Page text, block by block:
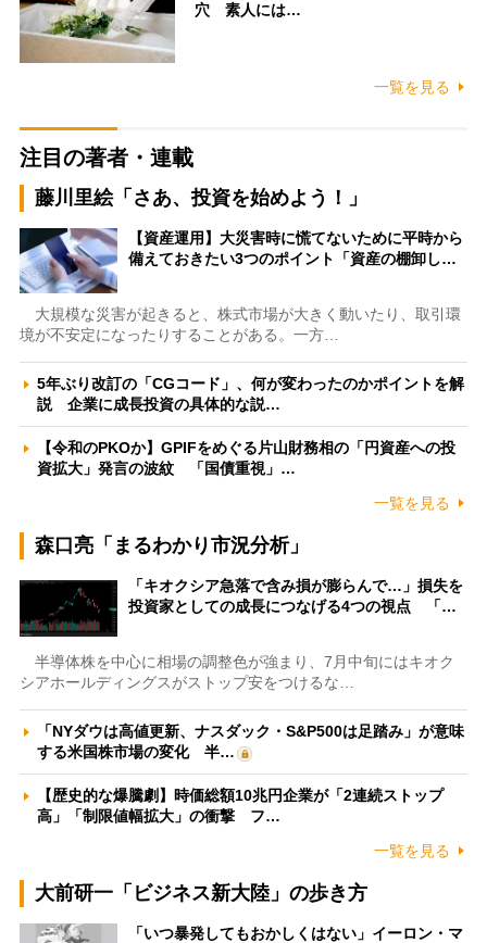
穴 素人には…
一覧を見る
注目の著者・連載
藤川里絵「さあ、投資を始めよう！」
【資産運用】大災害時に慌てないために平時から
備えておきたい3つのポイント「資産の棚卸し…
大規模な災害が起きると、株式市場が大きく動いたり、取引環
境が不安定になったりすることがある。一方…
5年ぶり改訂の「CGコード」、何が変わったのかポイントを解
説 企業に成長投資の具体的な説…
【令和のPKOか】GPIFをめぐる片山財務相の「円資産への投
資拡大」発言の波紋 「国債重視」…
一覧を見る
森口亮「まるわかり市況分析」
「キオクシア急落で含み損が膨らんで…」損失を
投資家としての成長につなげる4つの視点 「…
半導体株を中心に相場の調整色が強まり、7月中旬にはキオク
シアホールディングスがストップ安をつけるな…
「NYダウは高値更新、ナスダック・S&P500は足踏み」が意味
する米国株市場の変化 半…
【歴史的な爆騰劇】時価総額10兆円企業が「2連続ストップ
高」「制限値幅拡大」の衝撃 フ…
一覧を見る
大前研一「ビジネス新大陸」の歩き方
「いつ暴発してもおかしくはない」イーロン・マ